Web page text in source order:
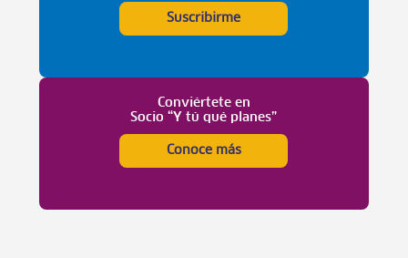
Suscribirme
Conviértete en
Socio “Y tú qué planes”
Conoce más